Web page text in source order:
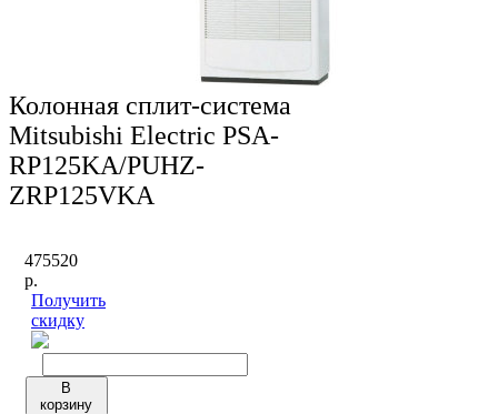
Колонная сплит-система
Mitsubishi Electric PSA-
RP125KA/PUHZ-
ZRP125VKA
475520
р.
Получить
скидку
В
корзину